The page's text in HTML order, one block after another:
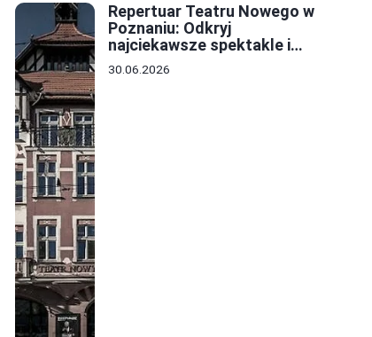
Repertuar Teatru Nowego w
Poznaniu: Odkryj
najciekawsze spektakle i
wydarzenia tej sezonu
30.06.2026